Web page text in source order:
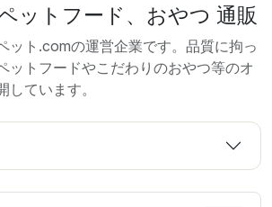
ットフード、おやつ 通販
ット.comの運営企業です。品質に拘っ
ットフードやこだわりのおやつ等のオ
しています。